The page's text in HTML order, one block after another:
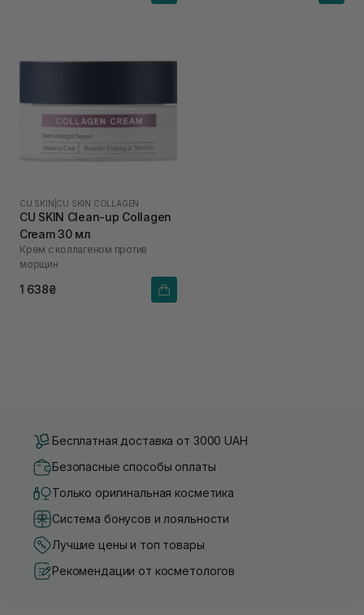
CU SKIN CU SKIN COLLAGEN
CU SKIN Clean-up Collagen
Cream 30 мл
Крем с коллагеном против
морщин
1 638₴
Бесплатная доставка от 3000 UAH
Безопасные способы оплаты
Только оригинальная косметика
Система бонусов и лояльности
Лучшие цены и топ товары
Рекомендации от косметологов